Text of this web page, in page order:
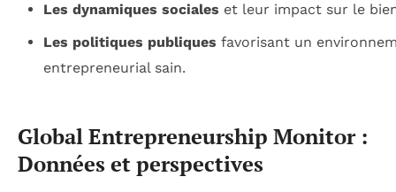
Les dynamiques sociales et leur impact sur le
Les politiques publiques favorisant un
entrepreneurial sain.
Global Entrepreneurship Monitor :
Données et perspectives